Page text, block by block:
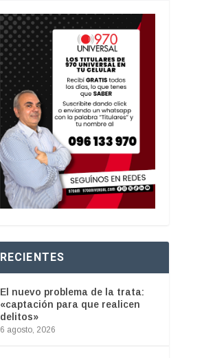
RECIENTES
El nuevo problema de la trata:
«captación para que realicen
delitos»
6 agosto, 2026